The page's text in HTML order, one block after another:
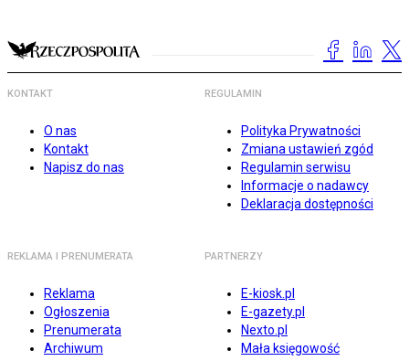
KONTAKT
O nas
Kontakt
Napisz do nas
REGULAMIN
Polityka Prywatności
Zmiana ustawień zgód
Regulamin serwisu
Informacje o nadawcy
Deklaracja dostępności
REKLAMA I PRENUMERATA
Reklama
Ogłoszenia
Prenumerata
Archiwum
PARTNERZY
E-kiosk.pl
E-gazety.pl
Nexto.pl
Mała księgowość